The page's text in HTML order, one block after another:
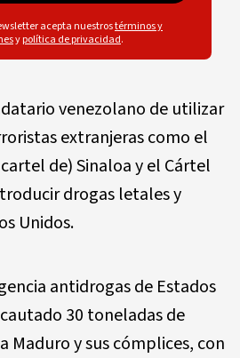
acepta nuestrostérminos y
ypolítica de privacidad.
venezolano de utilizar
extranjeras como el
de) Sinaloa y el Cártel
drogas letales y
Unidos.
antidrogas de Estados
30 toneladas de
Maduro y sus cómplices, con